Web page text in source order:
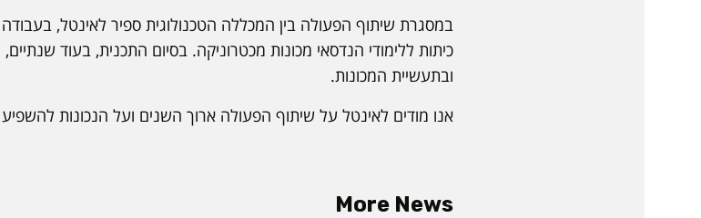
במסגרת שיתוף הפעולה בין המכללה הטכנולוגית ספיר לאינטל,
כיתות ללימודי הנדסאי מכונות מכטרוניקה. בסיום התכנית, בעוד
ובתעשיית המכונות.
אנו מודים לאינטל על שיתוף הפעולה ארוך השנים ועל הנכונות
More News